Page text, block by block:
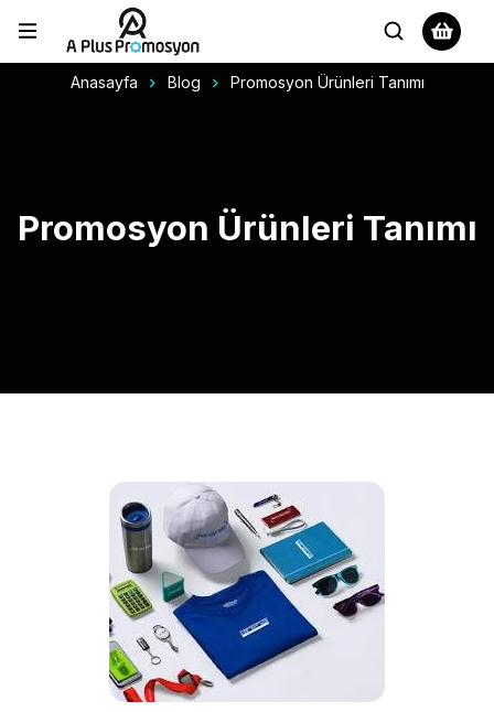
Anasayfa Blog Promosyon Ürünleri Tanımı
Promosyon Ürünleri Tanımı